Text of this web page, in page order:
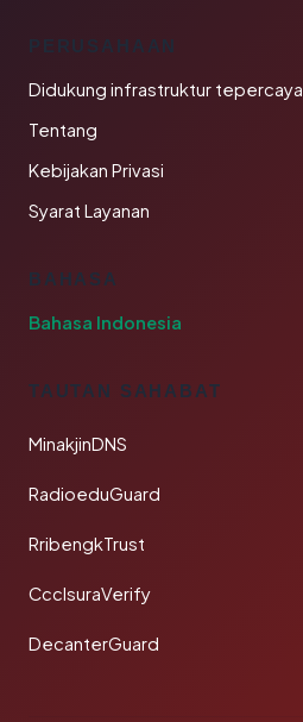
PERUSAHAAN
Didukung infrastruktur tepercaya
Tentang
Kebijakan Privasi
Syarat Layanan
BAHASA
Bahasa Indonesia
TAUTAN SAHABAT
MinakjinDNS
RadioeduGuard
RribengkTrust
CcclsuraVerify
DecanterGuard